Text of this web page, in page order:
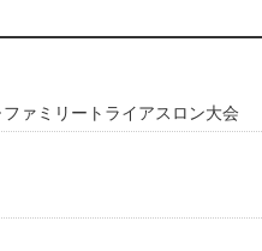
ァミリートライアスロン大会